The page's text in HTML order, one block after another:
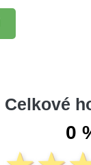
Celkové
0